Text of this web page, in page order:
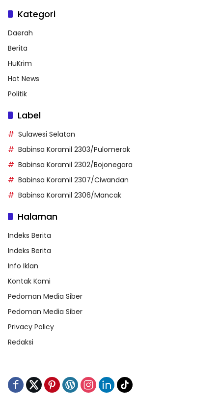
Kategori
Daerah
Berita
HuKrim
Hot News
Politik
Label
Sulawesi Selatan
Babinsa Koramil 2303/Pulomerak
Babinsa Koramil 2302/Bojonegara
Babinsa Koramil 2307/Ciwandan
Babinsa Koramil 2306/Mancak
Halaman
Indeks Berita
Indeks Berita
Info Iklan
Kontak Kami
Pedoman Media Siber
Pedoman Media Siber
Privacy Policy
Redaksi